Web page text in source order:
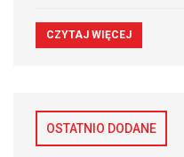
CZYTAJ WIĘCEJ
OSTATNIO DODANE